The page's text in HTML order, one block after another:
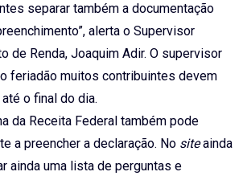
separar também a documentação
alerta o Supervisor
de Renda, Joaquim Adir. O supervisor
feriadão muitos contribuintes devem
o final do dia.
da Receita Federal também pode
a preencher a declaração. No siteainda
ainda uma lista de perguntas e